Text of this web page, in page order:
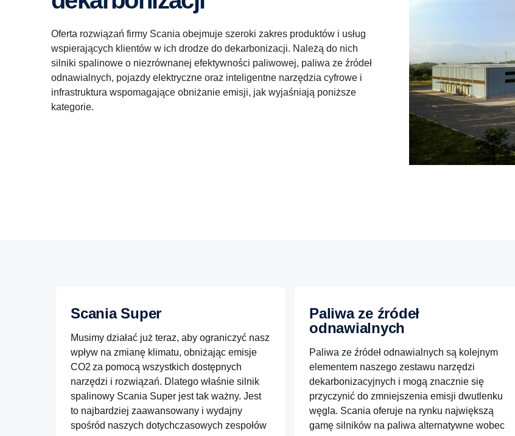
Oferta rozwiązań firmy Scania obejmuje szeroki zakres produktów i usług
wspierających klientów w ich drodze do dekarbonizacji. Należą do nich
silniki spalinowe o niezrównanej efektywności paliwowej, paliwa ze źródeł
odnawialnych, pojazdy elektryczne oraz inteligentne narzędzia cyfrowe i
infrastruktura wspomagające obniżanie emisji, jak wyjaśniają poniższe
kategorie.
Scania Super
Musimy działać już teraz, aby ograniczyć nasz
wpływ na zmianę klimatu, obniżając emisje
CO2 za pomocą wszystkich dostępnych
narzędzi i rozwiązań. Dlatego właśnie silnik
spalinowy Scania Super jest tak ważny. Jest
to najbardziej zaawansowany i wydajny
spośród naszych dotychczasowych zespołów
Paliwa ze źródeł
odnawialnych
Paliwa ze źródeł odnawialnych są kolejnym
elementem naszego zestawu narzędzi
dekarbonizacyjnych i mogą znacznie się
przyczynić do zmniejszenia emisji dwutlenku
węgla. Scania oferuje na rynku największą
gamę silników na paliwa alternatywne wobec